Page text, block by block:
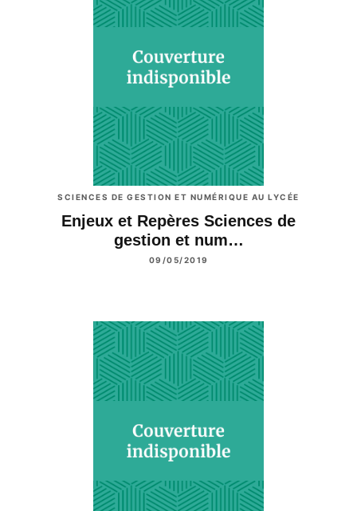
SCIENCES DE GESTION ET NUMÉRIQUE AU LYCÉE
Enjeux et Repères Sciences de
gestion et num…
09/05/2019